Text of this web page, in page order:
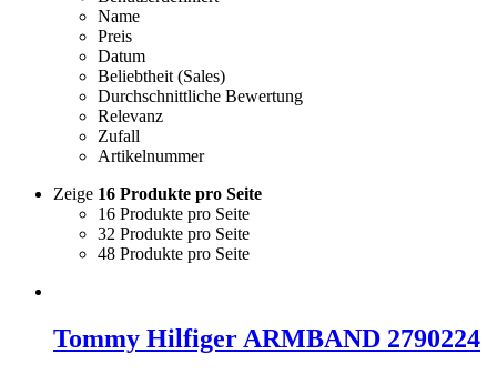
Name
Preis
Datum
Beliebtheit (Sales)
Durchschnittliche Bewertung
Relevanz
Zufall
Artikelnummer
Zeige 16 Produkte pro Seite
16 Produkte pro Seite
32 Produkte pro Seite
48 Produkte pro Seite
Tommy Hilfiger ARMBAND 2790224